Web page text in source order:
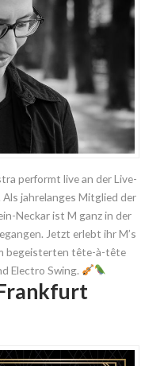
performt live an der Live-
jahrelanges Mitglied der
Neckar ist M ganz in der
Jetzt erlebt ihr M’s
begeisterten tête-à-tête
Electro Swing.